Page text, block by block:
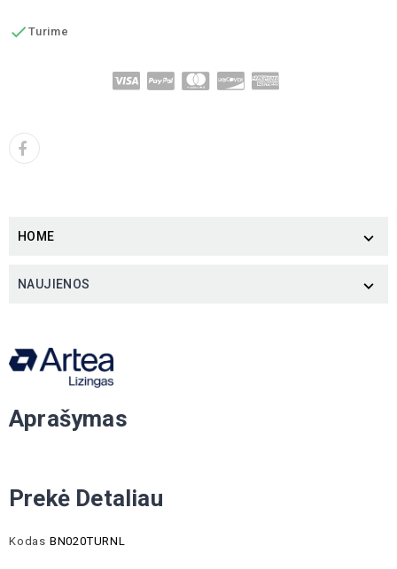
 Turime
HOME 
NAUJIENOS 
Aprašymas
Prekė Detaliau
Kodas BN020TURNL